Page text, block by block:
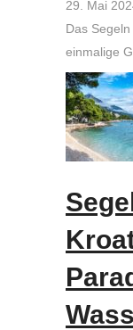
29. Mai
Das
einmalige